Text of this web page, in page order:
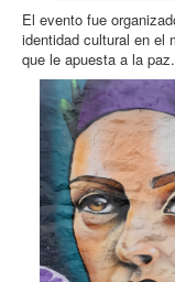
El evento fue
identidad cultural en el
que le apuesta a la paz.